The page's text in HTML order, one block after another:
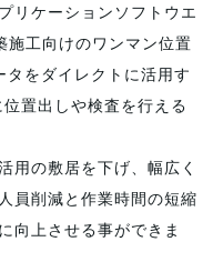
リケーションソフトウエ
施工向けのワンマン位置
をダイレクトに活用す
置出しや検査を行える
用の敷居を下げ、幅広く
員削減と作業時間の短縮
向上させる事ができま